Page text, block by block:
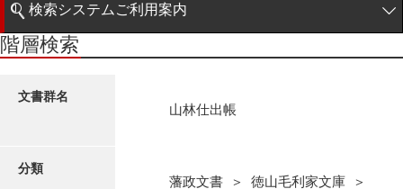
大令録
階層検索
検索システムご利用案内
検索システムの利用について
更新履歴
階層検索
文書群名
山林仕出帳
分類
藩政文書 ＞ 徳山毛利家文庫 ＞